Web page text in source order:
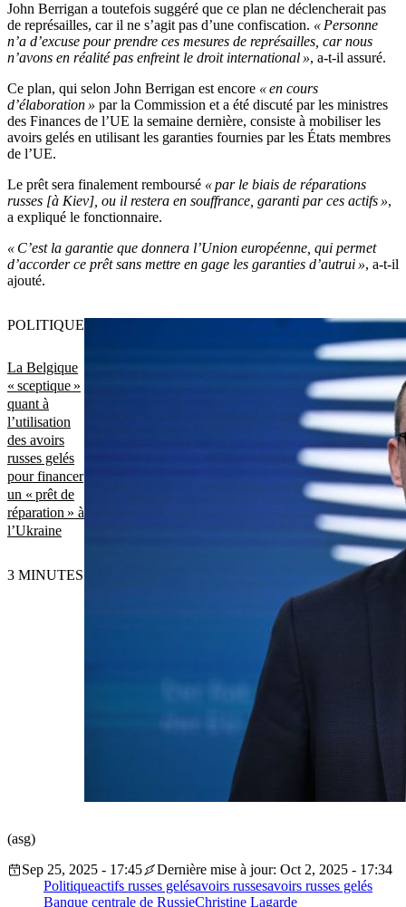
John Berrigan a toutefois suggéré que ce plan ne déclencherait pas
de représailles, car il ne s’agit pas d’une confiscation. « Personne
n’a d’excuse pour prendre ces mesures de représailles, car nous
n’avons en réalité pas enfreint le droit international », a-t-il assuré.
Ce plan, qui selon John Berrigan est encore « en cours
d’élaboration » par la Commission et a été discuté par les ministres
des Finances de l’UE la semaine dernière, consiste à mobiliser les
avoirs gelés en utilisant les garanties fournies par les États membres
de l’UE.
Le prêt sera finalement remboursé « par le biais de réparations
russes [à Kiev], ou il restera en souffrance, garanti par ces actifs »,
a expliqué le fonctionnaire.
« C’est la garantie que donnera l’Union européenne, qui permet
d’accorder ce prêt sans mettre en gage les garanties d’autrui », a-t-il
ajouté.
La Belgique
« sceptique »
quant à
l’utilisation
des avoirs
russes gelés
pour financer
un « prêt de
réparation » à
l’Ukraine
POLITIQUE
3 MINUTES
(asg)
Sep 25, 2025 - 17:45
Dernière mise à jour: Oct 2, 2025 - 17:34
Politiqueactifs russes gelésavoirs russesavoirs russes gelés
Banque centrale de RussieChristine Lagarde